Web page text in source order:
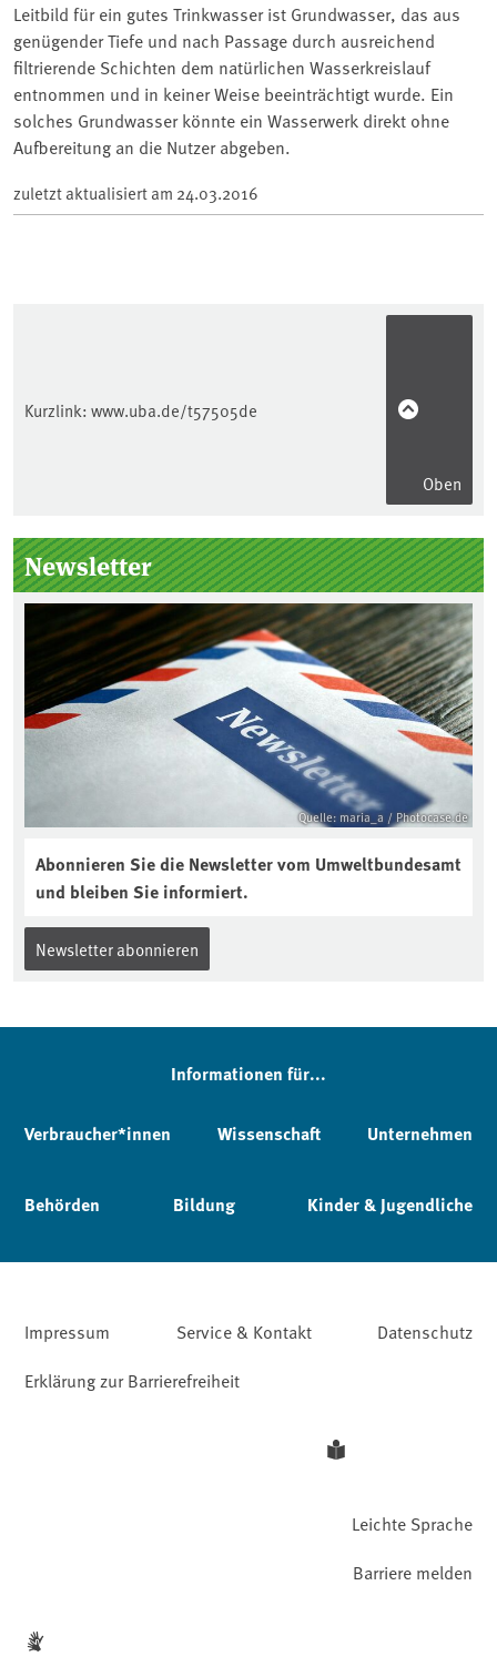
Leitbild für ein gutes Trinkwasser ist Grundwasser, das aus
genügender Tiefe und nach Passage durch ausreichend
filtrierende Schichten dem natürlichen Wasserkreislauf
entnommen und in keiner Weise beeinträchtigt wurde. Ein
solches Grundwasser könnte ein Wasserwerk direkt ohne
Aufbereitung an die Nutzer abgeben.
zuletzt aktualisiert am 24.03.2016
Kurzlink: www.uba.de/t57505de
Oben
Seitenleiste
Newsletter
Quelle: maria_a / Photocase.de
Abonnieren Sie die Newsletter vom Umweltbundesamt
und bleiben Sie informiert.
Newsletter abonnieren
Informationen für...
Verbraucher*innen Wissenschaft Unternehmen
Behörden Bildung Kinder & Jugendliche
Impressum Service & Kontakt
Datenschutz
Erklärung zur Barrierefreiheit
Leichte Sprache
Barriere melden